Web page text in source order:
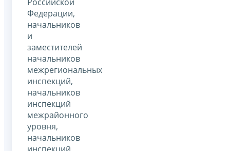
Федерации,
начальников
и
заместителей
начальников
межрегиональных
инспекций,
начальников
инспекций
межрайонного
уровня,
начальников